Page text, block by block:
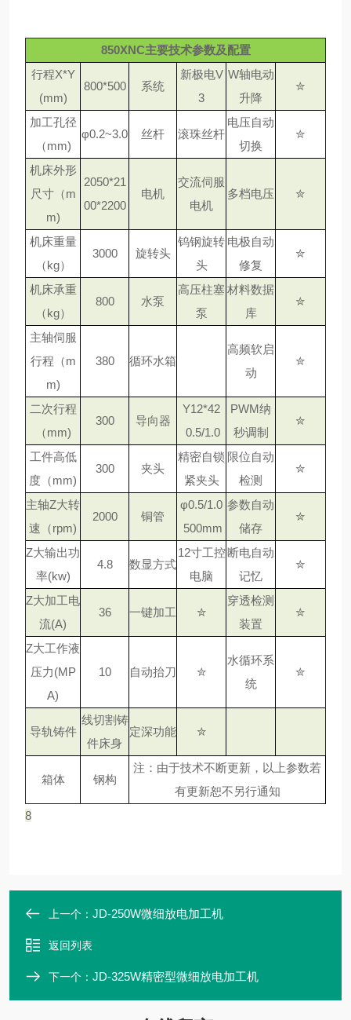
850XNC主要技术参数及配置
行程X*Y
(mm)
800*500 系统
新极电V
3
W轴电动
升降
✮
加工孔径
（mm)
φ0.2~3.0 丝杆 滚珠丝杆
电压自动
切换
✮
机床外形
尺寸（m
m)
2050*21
00*2200
电机
交流伺服
电机
多档电压 ✮
机床重量
（kg）
3000 旋转头
钨钢旋转
头
电极自动
修复
✮
机床承重
（kg）
800 水泵
高压柱塞
泵
材料数据
库
✮
主轴伺服
行程（m
m)
380 循环水箱
高频软启
动
✮
二次行程
（mm)
300 导向器
Y12*42
0.5/1.0
PWM纳
秒调制
✮
工件高低
度（mm)
300 夹头
精密自锁
紧夹头
限位自动
检测
✮
主轴Z大转
速（rpm)
2000 铜管
φ0.5/1.0
500mm
参数自动
储存
✮
Z大输出功
率(kw)
4.8 数显方式
12寸工控
电脑
断电自动
记忆
✮
Z大加工电
流(A)
36 一键加工 ✮
穿透检测
装置
✮
Z大工作液
压力(MP
A)
10 自动抬刀 ✮
水循环系
统
✮
导轨铸件
线切割铸
件床身
定深功能 ✮
箱体 钢构
注：由于技术不断更新，以上参数若
有更新恕不另行通知
8
上一个： JD-250W微细放电加工机
返回列表
下一个： JD-325W精密型微细放电加工机